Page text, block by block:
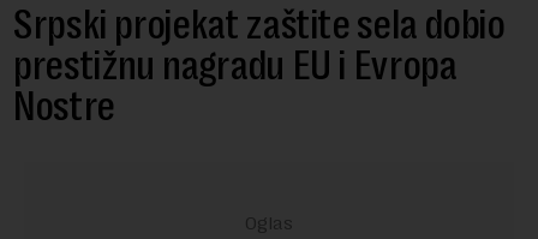
Srpski projekat zaštite sela dobio
prestižnu nagradu EU i Evropa
Nostre